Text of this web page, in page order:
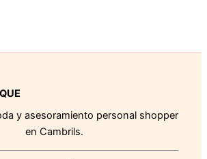
y asesoramiento personal shopper
en Cambrils.